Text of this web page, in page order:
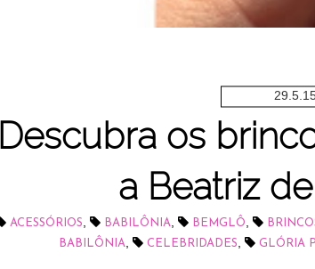
Descubra os
a Beatriz
ACESSÓRIOS BABILÔNIA BEMGLÔ
BABILÔNIA
CELEBRIDADES GLÓRIA